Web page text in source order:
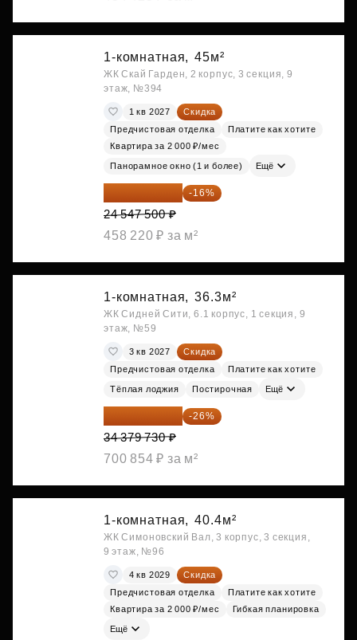
1-комнатная, 45м²
ЖК Скай Гарден, 2 корпус, 3 секция, 9
этаж, №394
1 кв 2027
Скидка
Предчистовая отделка
Платите как хотите
Квартира за 2 000 ₽/мес
Панорамное окно (1 и более) Ещё
20 619 900 ₽ -16%
24 547 500 ₽
458 220 ₽ за м²
1-комнатная, 36.3м²
ЖК Сидней Сити, 6.1 корпус, 1 секция, 9
этаж, №59
3 кв 2027
Скидка
Предчистовая отделка
Платите как хотите
Тёплая лоджия Постирочная Ещё
25 441 000 ₽ -26%
34 379 730 ₽
700 854 ₽ за м²
1-комнатная, 40.4м²
ЖК Симоновский Вал, 3 корпус, 3 секция,
9 этаж, №96
4 кв 2029
Скидка
Предчистовая отделка
Платите как хотите
Квартира за 2 000 ₽/мес
Гибкая планировка
Ещё